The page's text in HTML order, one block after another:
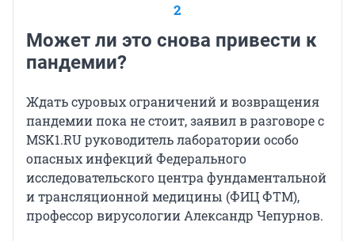
2
Может ли это снова привести к
пандемии?
Ждать суровых ограничений и возвращения
пандемии пока не стоит, заявил в разговоре с
MSK1.RU руководитель лаборатории особо
опасных инфекций Федерального
исследовательского центра фундаментальной
и трансляционной медицины (ФИЦ ФТМ),
профессор вирусологии Александр Чепурнов.